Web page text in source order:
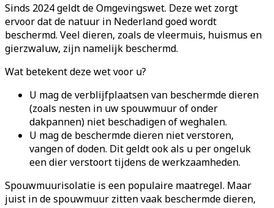
Sinds 2024 geldt de Omgevingswet. Deze wet zorgt
ervoor dat de natuur in Nederland goed wordt
beschermd. Veel dieren, zoals de vleermuis, huismus en
gierzwaluw, zijn namelijk beschermd.
Wat betekent deze wet voor u?
U mag de verblijfplaatsen van beschermde dieren
(zoals nesten in uw spouwmuur of onder
dakpannen) niet beschadigen of weghalen.
U mag de beschermde dieren niet verstoren,
vangen of doden. Dit geldt ook als u per ongeluk
een dier verstoort tijdens de werkzaamheden.
Spouwmuurisolatie is een populaire maatregel. Maar
juist in de spouwmuur zitten vaak beschermde dieren,